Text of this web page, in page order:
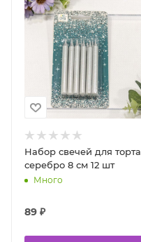
Набор свечей для торта
серебро 8 см 12 шт
Много
89 ₽